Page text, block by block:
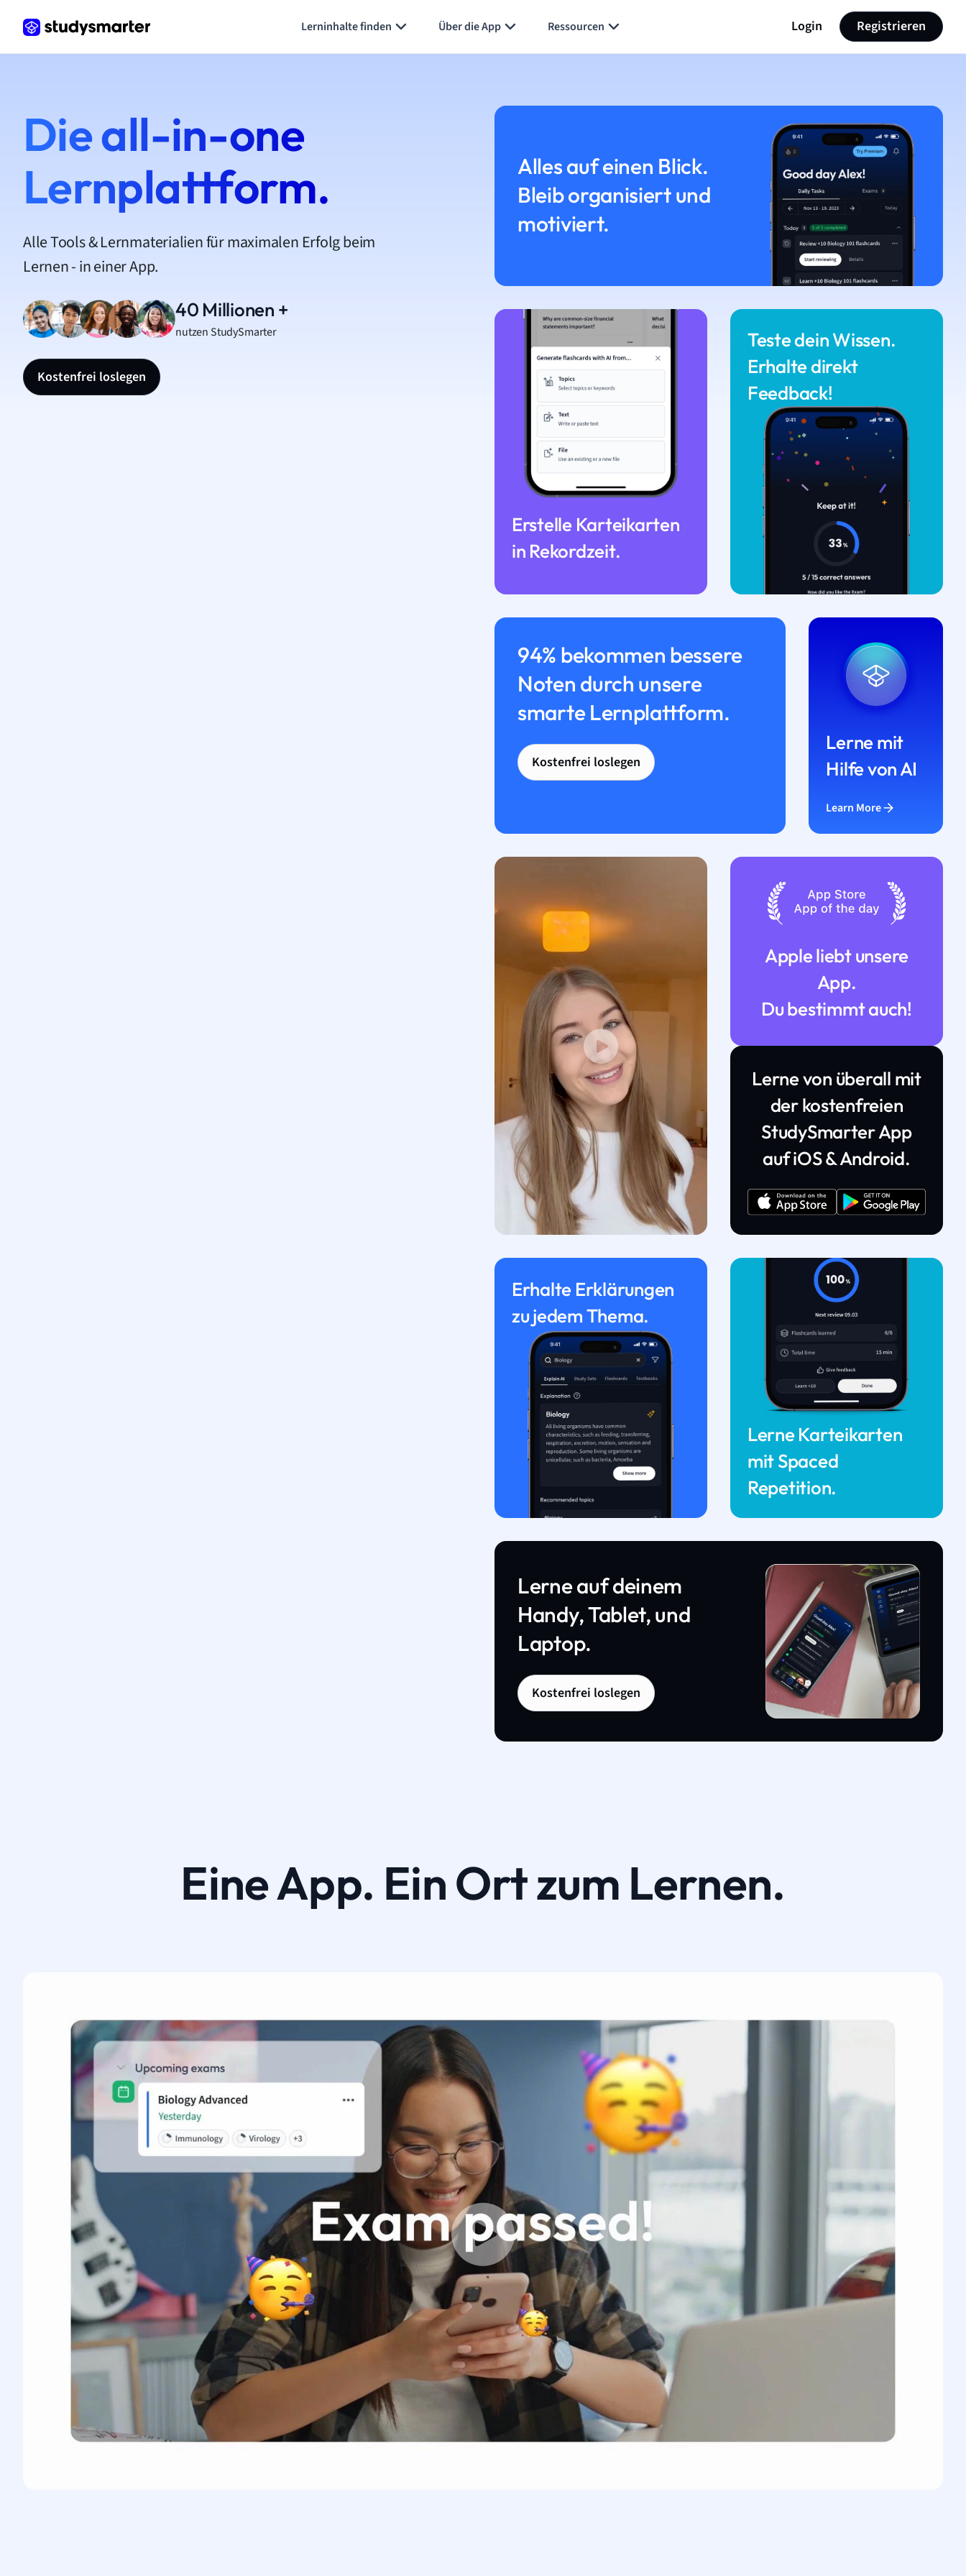
Lerninhalte finden Über die App Ressourcen Login Registrieren
Die all-in-one
Lernplattform.
Alle Tools & Lernmaterialien für maximalen Erfolg beim
Lernen - in einer App.
40 Millionen +
nutzen StudySmarter
Kostenfrei loslegen
Alles auf einen Blick.
Bleib organisiert und
motiviert.
Erstelle Karteikarten
in Rekordzeit.
Teste dein Wissen.
Erhalte direkt
Feedback!
94% bekommen bessere
Noten durch unsere
smarte Lernplattform.
Kostenfrei loslegen
Lerne mit
Hilfe von AI
Learn More
Apple liebt unsere
App.
Du bestimmt auch!
Lerne von überall mit
der kostenfreien
StudySmarter App
auf iOS & Android.
Erhalte Erklärungen
zu jedem Thema.
Lerne Karteikarten
mit Spaced
Repetition.
Lerne auf deinem
Handy, Tablet, und
Laptop.
Kostenfrei loslegen
Eine App. Ein Ort zum Lernen.